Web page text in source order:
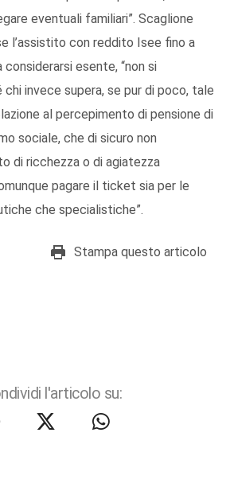
eventuali familiari”. Scaglione
l’assistito con reddito Isee fino a
considerarsi esente, “non si
invece supera, se pur di poco, tale
al percepimento di pensione di
sociale, che di sicuro non
di ricchezza o di agiatezza
pagare il ticket sia per le
che specialistiche”.
Stampa questo articolo
l'articolo su: